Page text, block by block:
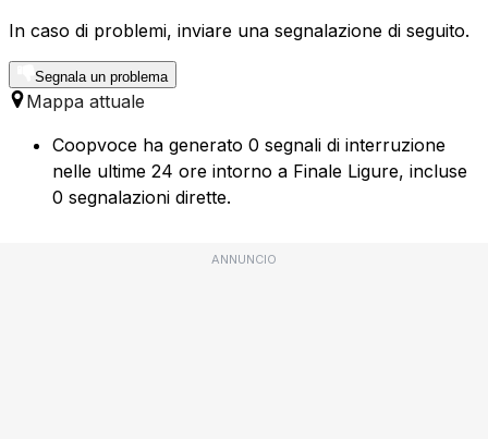
In caso di problemi, inviare una segnalazione di seguito.
Segnala un problema
Mappa attuale
Coopvoce ha generato 0 segnali di interruzione
nelle ultime 24 ore intorno a Finale Ligure, incluse
0 segnalazioni dirette.
ANNUNCIO